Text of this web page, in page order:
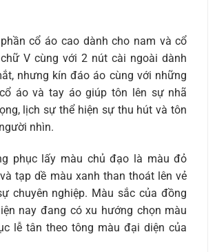
cổ áo cao dành cho nam và cổ
V cùng với 2 nút cài ngoài dành
nhưng kín đáo áo cùng với những
áo và tay áo giúp tôn lên sự nhã
lịch sự thể hiện sự thu hút và tôn
nhìn.
phục lấy màu chủ đạo là màu đỏ
tạp dề màu xanh than thoát lên vẻ
chuyên nghiệp. Màu sắc của đồng
nay đang có xu hướng chọn màu
lễ tân theo tông màu đại diện của